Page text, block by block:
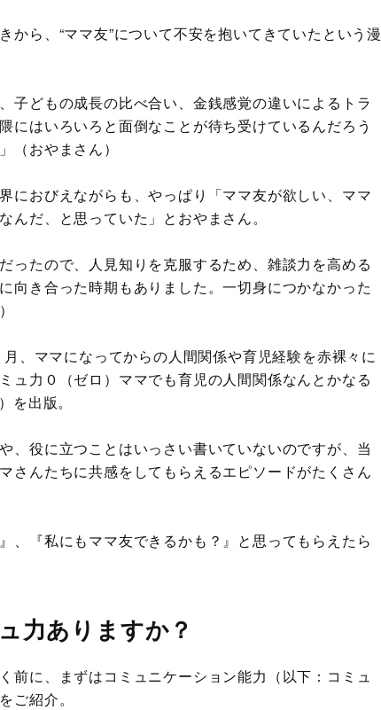
から、“ママ友”について不安を抱いてきていたという漫
子どもの成長の比べ合い、金銭感覚の違いによるトラ
はいろいろと面倒なことが待ち受けているんだろう
（おやまさん）
におびえながらも、やっぱり「ママ友が欲しい、ママ
んだ、と思っていた」とおやまさん。
ったので、人見知りを克服するため、雑談力を高める
向き合った時期もありました。一切身につかなかった
、ママになってからの人間関係や育児経験を赤裸々に
ュ力０（ゼロ）ママでも育児の人間関係なんとかなる
を出版。
、役に立つことはいっさい書いていないのですが、当
さんたちに共感をしてもらえるエピソードがたくさん
、『私にもママ友できるかも？』と思ってもらえたら
力ありますか？
前に、まずはコミュニケーション能力（以下：コミュ
ご紹介。